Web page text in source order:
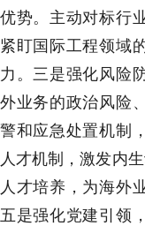
优势。主动对标行
紧盯国际工程领域
力。三是强化风险
外业务的政治风险
警和应急处置机制
人才机制，激发内
人才培养，为海外
五是强化党建引领